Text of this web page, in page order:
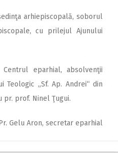
arhiepiscopală, soborul
cu prilejul Ajunului
eparhial, absolvenţii
Teologic „Sf. Ap. Andrei“ din
pr. prof. Ninel Ţugui.
Gelu Aron, secretar eparhial